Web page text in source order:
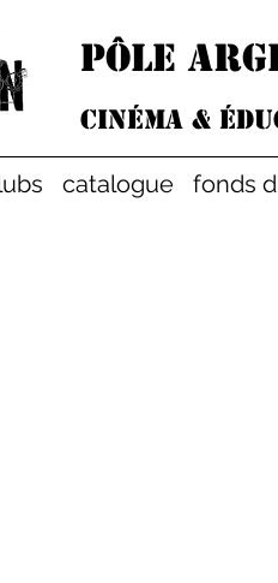
PÔLE
Cinéma &
catalogue fonds